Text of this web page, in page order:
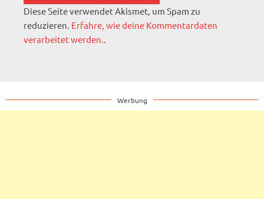
Diese Seite verwendet Akismet, um Spam zu
reduzieren. Erfahre, wie deine Kommentardaten
verarbeitet werden..
Werbung